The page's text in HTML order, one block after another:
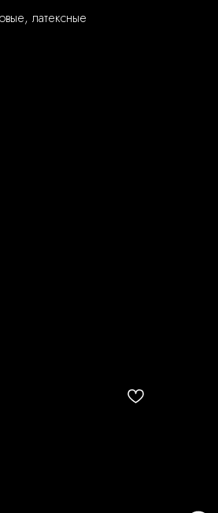
латексные